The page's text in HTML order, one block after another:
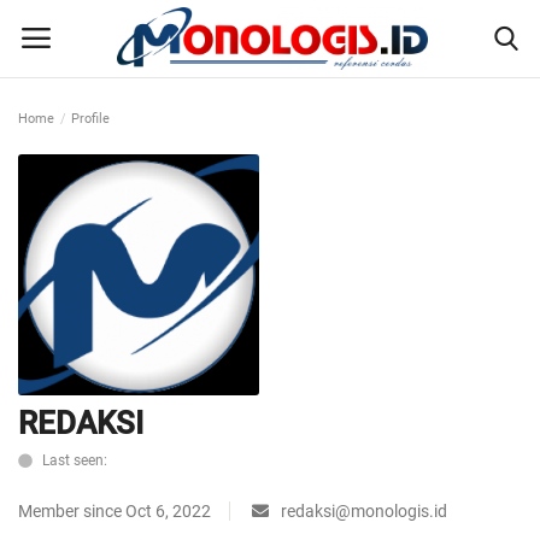
Home
Kontak
Disclaimer
Susunan Redaksi
Pedoman Pemberitaan Media Siber
Nusantara
Home Profile
REDAKSI
Last seen:
Member since Oct 6, 2022 redaksi@monologis.id